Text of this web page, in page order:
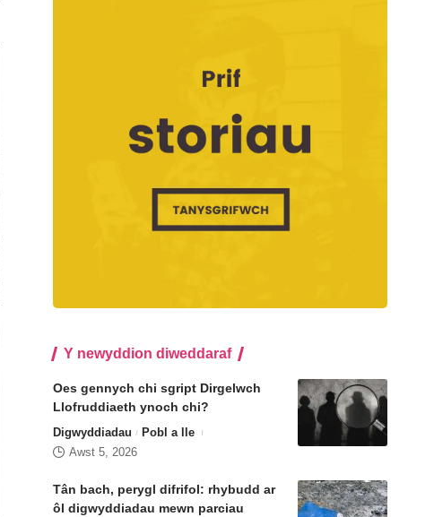
Y newyddion diweddaraf
Oes gennych chi sgript Dirgelwch
Llofruddiaeth ynoch chi?
Digwyddiadau
Pobl a lle
Awst 5, 2026
Tân bach, perygl difrifol: rhybudd ar
ôl digwyddiadau mewn parciau